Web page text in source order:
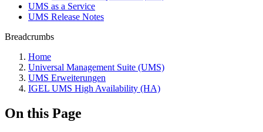
UMS as a Service
UMS Release Notes
Breadcrumbs
Home
Universal Management Suite (UMS)
UMS Erweiterungen
IGEL UMS High Availability (HA)
On this Page